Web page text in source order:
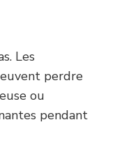
Les
perdre
ou
pendant